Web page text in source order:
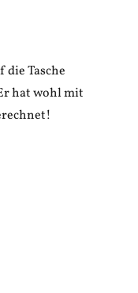
die Tasche
hat wohl mit